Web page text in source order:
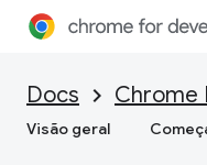
Docs Chrome
Visão geral